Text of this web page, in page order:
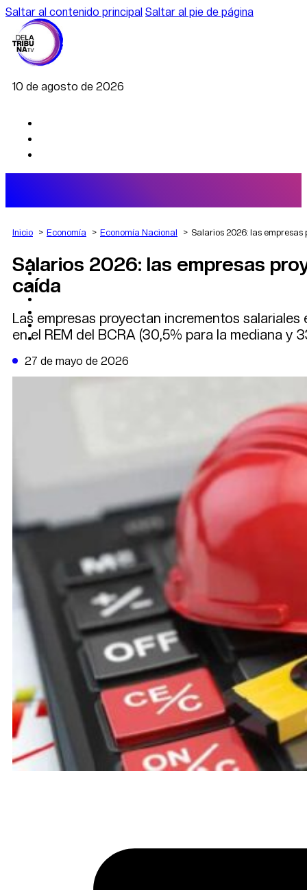
Saltar al contenido principal Saltar al pie de página
10 de agosto de 2026
AGRO
DEPORTES
ECONOMÍA
CAMBIO CLIMÁTICO
DATA FIRME
DE LA TRIBUNA TV
Inicio Economía Economía Nacional Salarios 2026: las
Salarios 2026: las empresas
caída
Las empresas proyectan incrementos
en el REM del BCRA (30,5% para la mediana y
27 de mayo de 2026